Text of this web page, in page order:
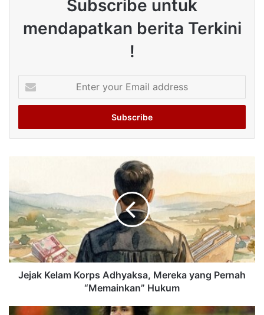
Subscribe untuk
mendapatkan berita Terkini
!
your
Email
Jejak Kelam Korps Adhyaksa, Mereka yang Pernah
“Memainkan” Hukum